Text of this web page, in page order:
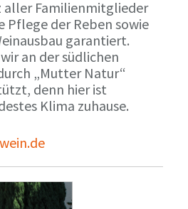
aller Familienmitglieder
Pflege der Reben sowie
garantiert.
an der südlichen
„Mutter Natur“
denn hier ist
Klima zuhause.